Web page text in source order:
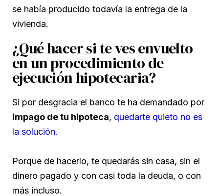
se había producido todavía la entrega de la
vivienda.
¿Qué hacer si te ves envuelto
en un procedimiento de
ejecución hipotecaria?
Si por desgracia el banco te ha demandado por
impago de tu hipoteca, quedarte quieto no es
la solución.
Porque de hacerlo, te quedarás sin casa, sin el
dinero pagado y con casi toda la deuda, o con
más incluso.